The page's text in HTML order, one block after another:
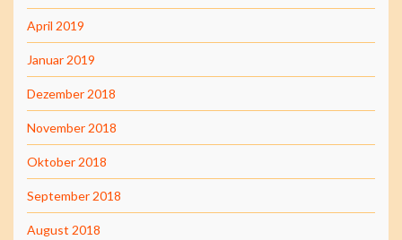
April 2019
Januar 2019
Dezember 2018
November 2018
Oktober 2018
September 2018
August 2018